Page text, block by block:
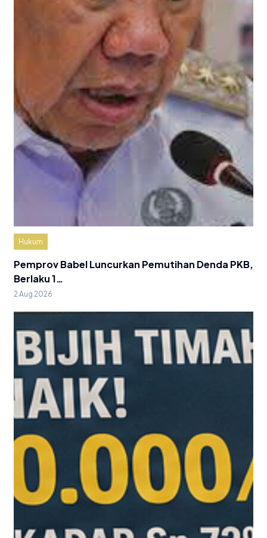
Hukum
Pemprov Babel Luncurkan Pemutihan Denda PKB,
Berlaku 1…
2 Aug 2026